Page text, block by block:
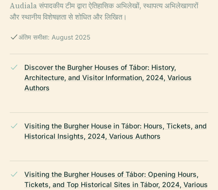
Audiala संपादकीय टीम द्वारा ऐतिहासिक अभिलेखों, स्थापत्य अभिलेखागारों
और स्थानीय विशेषज्ञता से शोधित और लिखित।
अंतिम समीक्षा: August 2025
Discover the Burgher Houses of Tábor: History,
Architecture, and Visitor Information, 2024, Various
Authors
Visiting the Burgher House in Tábor: Hours, Tickets, and
Historical Insights, 2024, Various Authors
Visiting the Burgher Houses of Tábor: Opening Hours,
Tickets, and Top Historical Sites in Tábor, 2024, Various